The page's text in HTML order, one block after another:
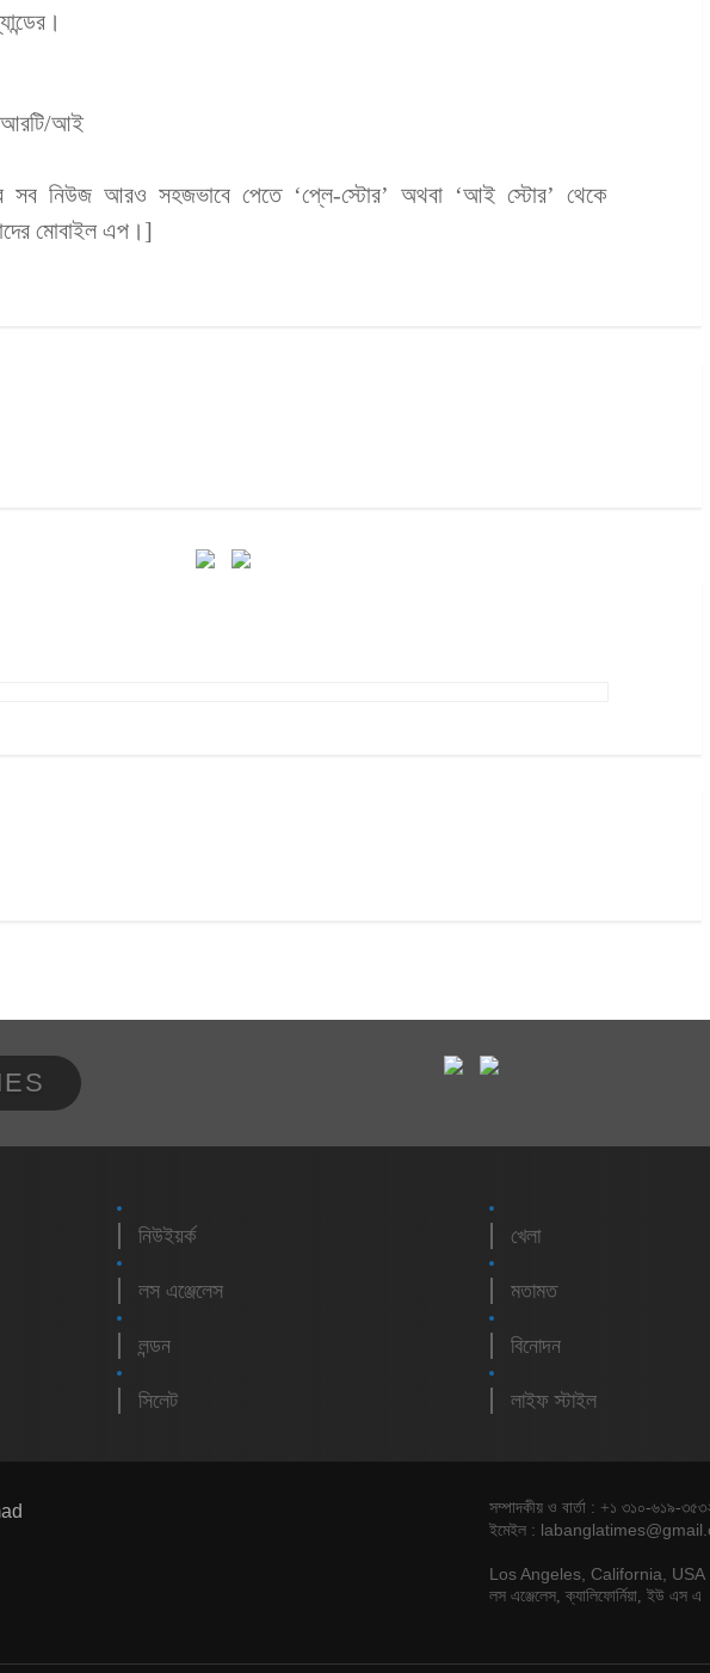
আই
সব নিউজ আরও সহজভাবে পেতে ‘প্লে-স্টোর’ অথবা ‘আই স্টোর’ থেকে
মোবাইল এপ।]
নিউইয়র্ক
লস এঞ্জেলেস
লন্ডন
সিলেট
খেলা
মতামত
বিনোদন
লাইফ স্টাইল
সম্পাদকীয় ও বার্তা : +১ ৩১০-৬১৯-
ইমেইল :
Los Angeles, California, USA
লস এঞ্জেলেস, ক্যালিফোর্নিয়া, ইউ এস এ